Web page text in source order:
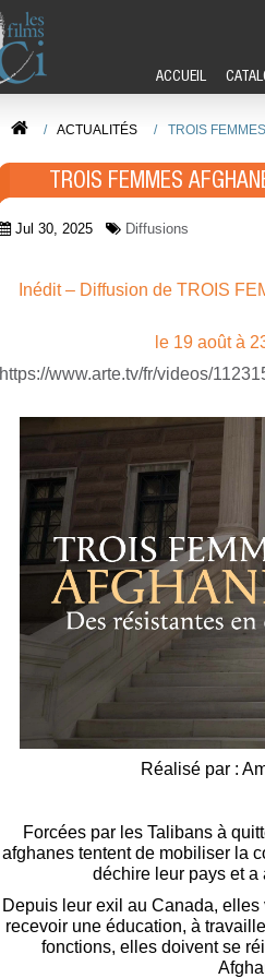
ACCUEIL
/ ACTUALITÉS / TROIS
TROIS FEMMES
Jul 30, 2025 Diffusions
Inédit – Diffusion de TROIS
le 19 août à
https://www.arte.tv/fr/videos/
Réalisé par :
Forcées par les Talibans à
afghanes tentent de mobiliser la
déchire leur pays et
Depuis leur exil au Canada,
recevoir une éducation, à
fonctions, elles doivent se